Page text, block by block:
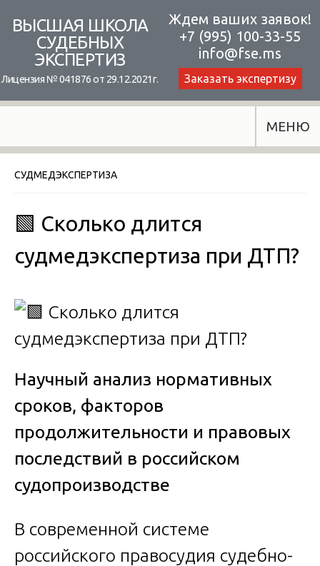
content
ВЫСШАЯ ШКОЛА
СУДЕБНЫХ
ЭКСПЕРТИЗ
Лицензия № 041876 от 29.12.2021г.
Ждем ваших заявок!
+7 (995) 100-33-55
info@fse.ms
Заказать экспертизу
МЕНЮ
СУДМЕДЭКСПЕРТИЗА
🟩 Сколько длится
судмедэкспертиза при ДТП?
Научный анализ нормативных
сроков, факторов
продолжительности и правовых
последствий в российском
судопроизводстве
В современной системе
российского правосудия судебно-